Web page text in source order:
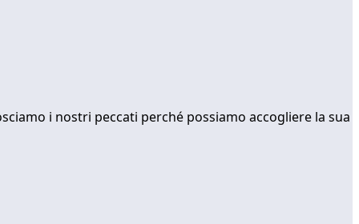
i nostri peccati perché possiamo accogliere la sua